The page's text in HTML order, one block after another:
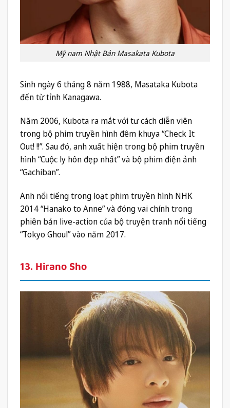
Mỹ nam Nhật Bản Masakata Kubota
Sinh ngày 6 tháng 8 năm 1988, Masataka Kubota
đến từ tỉnh Kanagawa.
Năm 2006, Kubota ra mắt với tư cách diễn viên
trong bộ phim truyền hình đêm khuya “Check It
Out! !!”. Sau đó, anh xuất hiện trong bộ phim truyền
hình “Cuộc ly hôn đẹp nhất” và bộ phim điện ảnh
“Gachiban”.
Anh nổi tiếng trong loạt phim truyền hình NHK
2014 “Hanako to Anne” và đóng vai chính trong
phiên bản live-action của bộ truyện tranh nổi tiếng
“Tokyo Ghoul” vào năm 2017.
13. Hirano Sho